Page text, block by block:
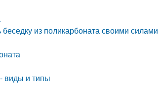
из поликарбоната своими
виды и типы